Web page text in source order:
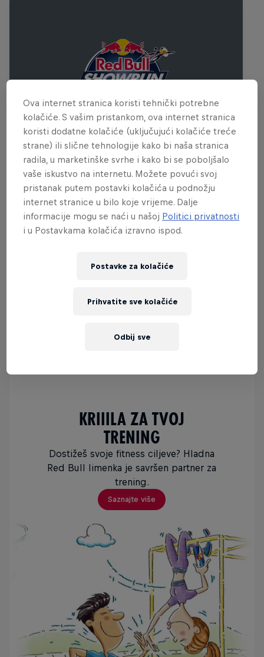
Red Bull Showrun Zagreb
27 rujan 2026
Red Bull Showrun Zagreb , Croatia
Ova internet stranica koristi tehnički potrebne
kolačiće. S vašim pristankom, ova internet stranica
koristi dodatne kolačiće (uključujući kolačiće treće
strane) ili slične tehnologije kako bi naša stranica
radila, u marketinške svrhe i kako bi se poboljšalo
vaše iskustvo na internetu. Možete povući svoj
pristanak putem postavki kolačića u podnožju
internet stranice u bilo koje vrijeme. Dalje
informacije mogu se naći u našoj Politici privatnosti
i u Postavkama kolačića izravno ispod.
Postavke za kolačiće
Odbij sve
Prihvatite sve kolačiće